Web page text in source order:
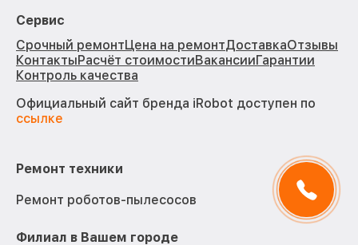
Сервис
Срочный ремонтЦена на ремонтДоставкаОтзывы
КонтактыРасчёт стоимостиВакансииГарантии
Контроль качества
Официальный сайт бренда iRobot доступен по
ссылке
Ремонт техники
Ремонт роботов-пылесосов
Филиал в Вашем городе